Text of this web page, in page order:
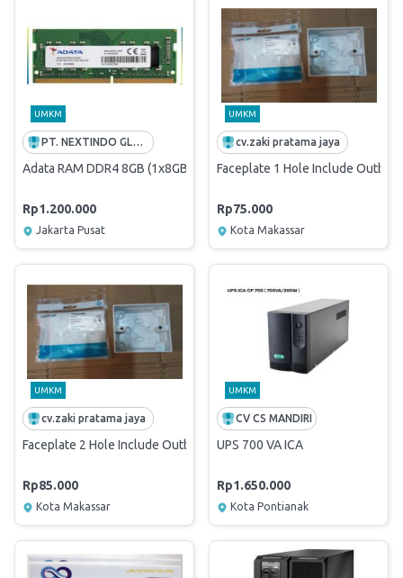
UMKM
PT. NEXTINDO GLOBAL SOLUSI
Adata RAM DDR4 8GB (1x8GB) 3200MHz - SODIMM Laptop
Rp1.200.000
Jakarta Pusat
UMKM
cv.zaki pratama jaya
Faceplate 1 Hole Include Outbow
Rp75.000
Kota Makassar
UMKM
cv.zaki pratama jaya
Faceplate 2 Hole Include Outbow
Rp85.000
Kota Makassar
UMKM
CV CS MANDIRI
UPS 700 VA ICA
Rp1.650.000
Kota Pontianak